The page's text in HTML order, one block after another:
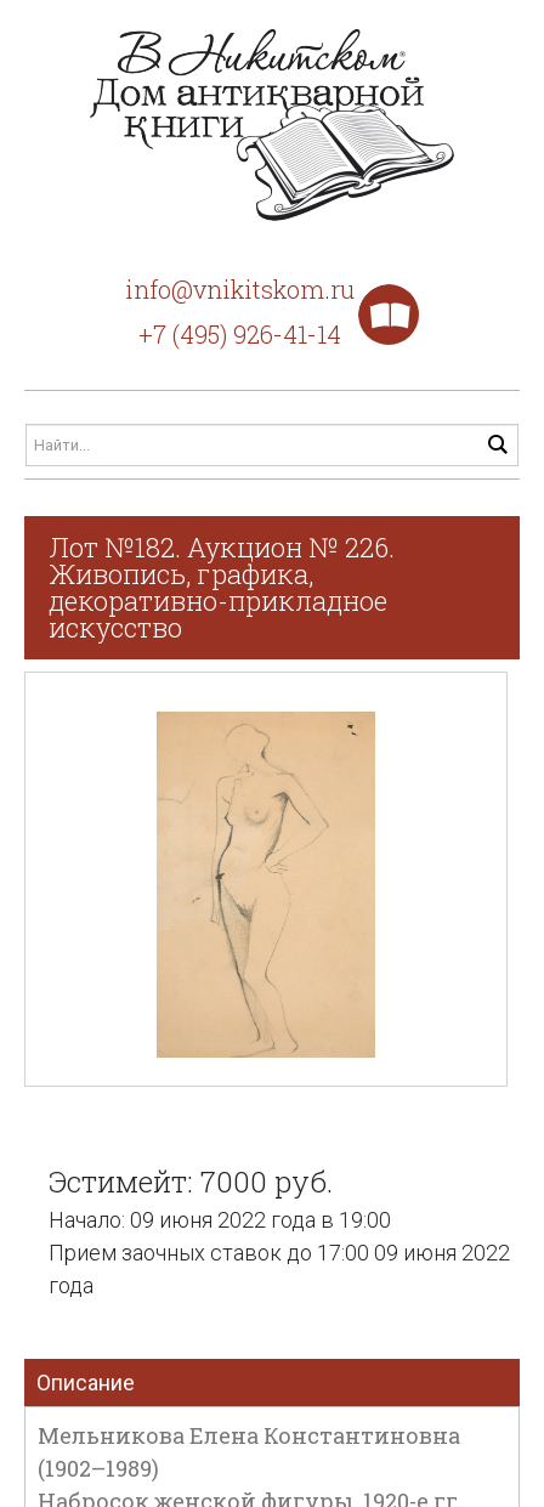
info@vnikitskom.ru
+7 (495) 926-41-14
Лот №182. Аукцион № 226.
Живопись, графика,
декоративно-прикладное
искусство
Эстимейт: 7000 руб.
Начало: 09 июня 2022 года в 19:00
Прием заочных ставок до 17:00 09 июня 2022
года
Описание
Мельникова Елена Константиновна
(1902–1989)
Набросок женской фигуры. 1920-е гг.